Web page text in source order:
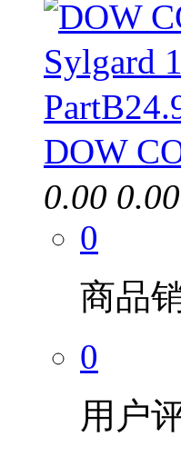
DOW
0.00 0.00
0
商品
0
用户